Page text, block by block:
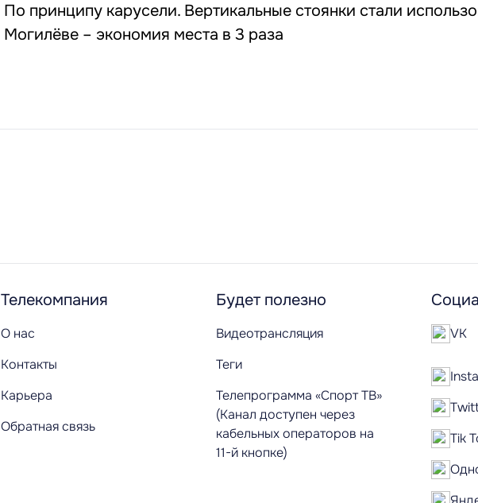
По принципу карусели. Вертикальные стоянки стали
Могилёве – экономия места в 3 раза
Телекомпания
О нас
Контакты
Карьера
Обратная связь
Будет полезно
Видеотрансляция
Теги
Телепрограмма «Спорт ТВ»
(Канал доступен через
кабельных операторов на
11-й кнопке)
VK
Tik